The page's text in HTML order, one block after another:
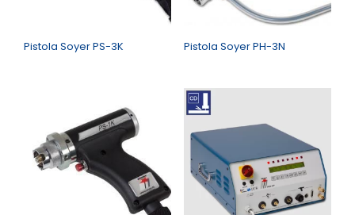
Pistola Soyer PS-3K Pistola Soyer PH-3N